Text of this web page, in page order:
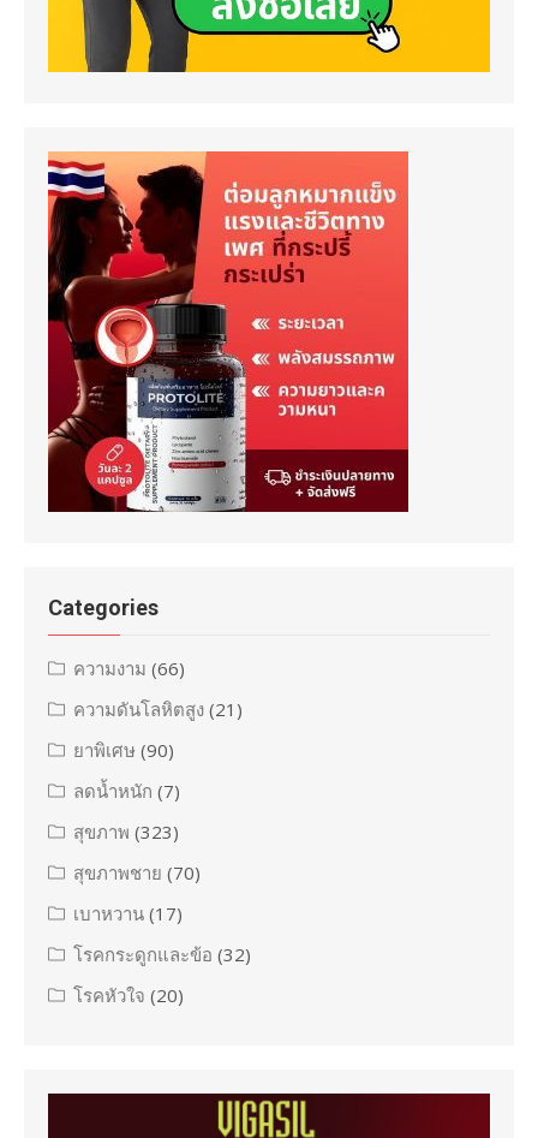
Categories
ความงาม (66)
ความดันโลหิตสูง (21)
ยาพิเศษ (90)
ลดน้ำหนัก (7)
สุขภาพ (323)
สุขภาพชาย (70)
เบาหวาน (17)
โรคกระดูกและข้อ (32)
โรคหัวใจ (20)